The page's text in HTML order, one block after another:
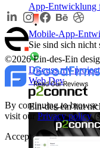
App-Entwicklung
Mobile-App-
Sie sind sich nicht
Discuss my project
Web Dev
Ein-des-ein hat
©2026 Ein-des-Ein
By continuing to browse
visit our Privacy policy
Accept